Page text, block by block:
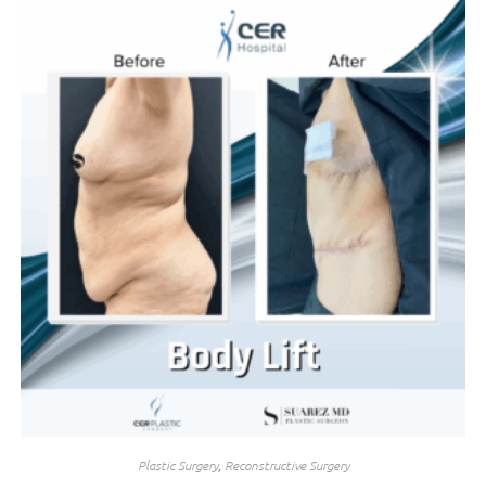
Plastic Surgery, Reconstructive Surgery